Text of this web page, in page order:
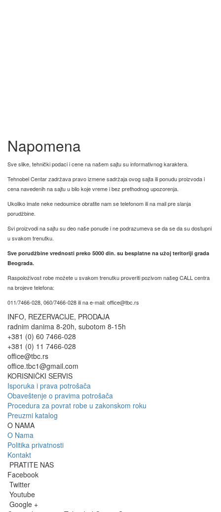
Napomena
Sve slike, tehnički podaci i cene na našem sajtu su informativnog karaktera.
Tehnobel Centar zadržava pravo izmene sadržaja ovog sajta ili ponudu proizvoda i
cena navedenih na sajtu u bilo koje vreme i bez prethodnog upozorenja.
Ukoliko imate neke nedoumice obratite nam se telefonom ili na mail pre slanja
porudžbine.
Svi proizvodi na sajtu su deo naše ponude i ne podrazumeva se da se da su dostupni
u svakom trenutku.
Sve porudžbine vrednosti preko 5000 din. su besplatne na užoj teritoriji grada
Beograda.
Raspoloživost robe možete u svakom trenutku proveriti pozivom našeg CALL centra
na brojeve telefona:
011/7466-028, 060/7466-028 ili na e-mail: office@tbc.rs
INFO, REZERVACIJE, PRODAJA
radnim danima 8-20h, subotom 8-15h
+381 (0) 60 7466-028
+381 (0) 11 7466-028
office@tbc.rs
office.tbc1@gmail.com
KORISNIČKI SERVIS
Isporuka i prava potrošača
Obaveštenje o pravima potrošača
Procedura za povrat robe u zakonskom roku
Preuzmi katalog
O NAMA
O Nama
Politika privatnosti
Kontakt
PRATITE NAS
Facebook
Twitter
Youtube
Google +